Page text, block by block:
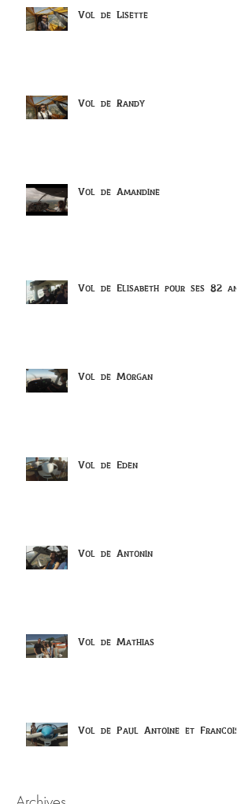
Vol de Lisette
Vol de Randy
Vol de Amandine
Vol de Elisabeth pour ses 82 ans
Vol de Morgan
Vol de Eden
Vol de Antonin
Vol de Mathias
Vol de Paul Antoine et Francois